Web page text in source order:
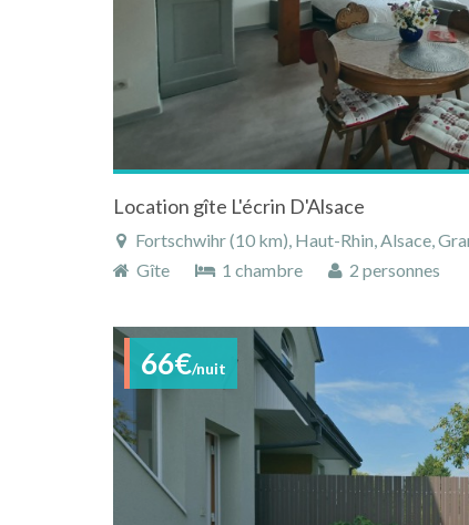
Location gîte L'écrin D'Alsace
Fortschwihr (10 km), Haut-Rhin, Alsace,
Gîte
1 chambre 2 personnes
66€/nuit